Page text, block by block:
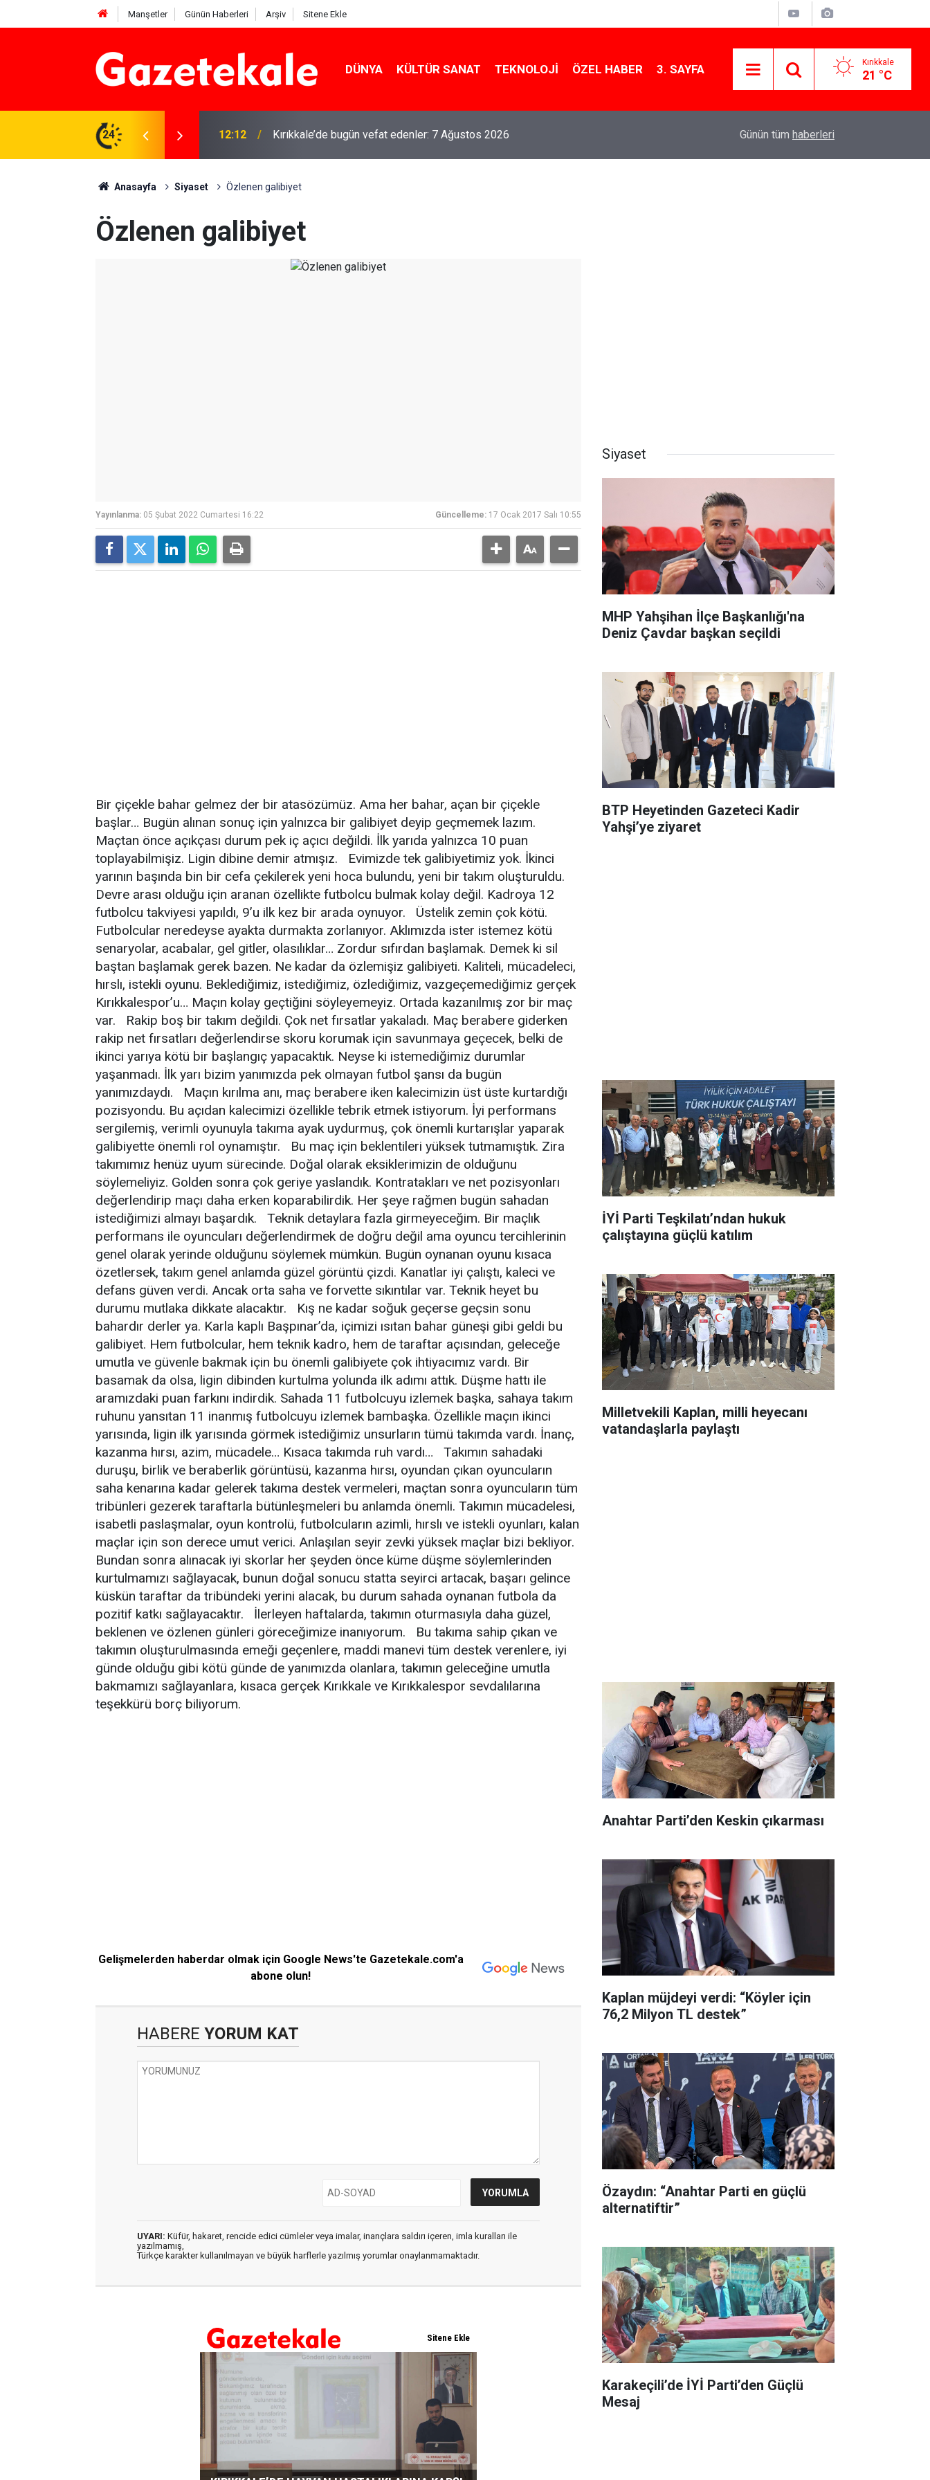
Manşetler Günün Haberleri Arşiv Sitene Ekle
DÜNYA KÜLTÜR SANAT TEKNOLOJI ÖZEL HABER 3. SAYFA Kırıkkale
21 °C
24
karşı denetimler artırıldı 12:12 Kırıkkale’de bugün vefat edenler: 7 Ağustos 2026 MKE’nin Yerli Savunma Teknolojileri Dünya
Günün tüm haberleri
Anasayfa Siyaset Özlenen galibiyet
Özlenen galibiyet
Yayınlanma: 05 Şubat 2022 Cumartesi 16:22 Güncelleme: 17 Ocak 2017 Salı 10:55
Bir çiçekle bahar gelmez der bir atasözümüz. Ama her bahar, açan bir çiçekle
başlar… Bugün alınan sonuç için yalnızca bir galibiyet deyip geçmemek lazım.
Maçtan önce açıkçası durum pek iç açıcı değildi. İlk yarıda yalnızca 10 puan
toplayabilmişiz. Ligin dibine demir atmışız. Evimizde tek galibiyetimiz yok. İkinci
yarının başında bin bir cefa çekilerek yeni hoca bulundu, yeni bir takım oluşturuldu.
Devre arası olduğu için aranan özellikte futbolcu bulmak kolay değil. Kadroya 12
futbolcu takviyesi yapıldı, 9’u ilk kez bir arada oynuyor. Üstelik zemin çok kötü.
Futbolcular neredeyse ayakta durmakta zorlanıyor. Aklımızda ister istemez kötü
senaryolar, acabalar, gel gitler, olasılıklar… Zordur sıfırdan başlamak. Demek ki sil
baştan başlamak gerek bazen. Ne kadar da özlemişiz galibiyeti. Kaliteli, mücadeleci,
hırslı, istekli oyunu. Beklediğimiz, istediğimiz, özlediğimiz, vazgeçemediğimiz gerçek
Kırıkkalespor’u… Maçın kolay geçtiğini söyleyemeyiz. Ortada kazanılmış zor bir maç
var. Rakip boş bir takım değildi. Çok net fırsatlar yakaladı. Maç berabere giderken
rakip net fırsatları değerlendirse skoru korumak için savunmaya geçecek, belki de
ikinci yarıya kötü bir başlangıç yapacaktık. Neyse ki istemediğimiz durumlar
yaşanmadı. İlk yarı bizim yanımızda pek olmayan futbol şansı da bugün
yanımızdaydı. Maçın kırılma anı, maç berabere iken kalecimizin üst üste kurtardığı
pozisyondu. Bu açıdan kalecimizi özellikle tebrik etmek istiyorum. İyi performans
sergilemiş, verimli oyunuyla takıma ayak uydurmuş, çok önemli kurtarışlar yaparak
galibiyette önemli rol oynamıştır. Bu maç için beklentileri yüksek tutmamıştık. Zira
takımımız henüz uyum sürecinde. Doğal olarak eksiklerimizin de olduğunu
söylemeliyiz. Golden sonra çok geriye yaslandık. Kontratakları ve net pozisyonları
değerlendirip maçı daha erken koparabilirdik. Her şeye rağmen bugün sahadan
istediğimizi almayı başardık. Teknik detaylara fazla girmeyeceğim. Bir maçlık
performans ile oyuncuları değerlendirmek de doğru değil ama oyuncu tercihlerinin
genel olarak yerinde olduğunu söylemek mümkün. Bugün oynanan oyunu kısaca
özetlersek, takım genel anlamda güzel görüntü çizdi. Kanatlar iyi çalıştı, kaleci ve
defans güven verdi. Ancak orta saha ve forvette sıkıntılar var. Teknik heyet bu
durumu mutlaka dikkate alacaktır. Kış ne kadar soğuk geçerse geçsin sonu
bahardır derler ya. Karla kaplı Başpınar’da, içimizi ısıtan bahar güneşi gibi geldi bu
galibiyet. Hem futbolcular, hem teknik kadro, hem de taraftar açısından, geleceğe
umutla ve güvenle bakmak için bu önemli galibiyete çok ihtiyacımız vardı. Bir
basamak da olsa, ligin dibinden kurtulma yolunda ilk adımı attık. Düşme hattı ile
aramızdaki puan farkını indirdik. Sahada 11 futbolcuyu izlemek başka, sahaya takım
ruhunu yansıtan 11 inanmış futbolcuyu izlemek bambaşka. Özellikle maçın ikinci
yarısında, ligin ilk yarısında görmek istediğimiz unsurların tümü takımda vardı. İnanç,
kazanma hırsı, azim, mücadele… Kısaca takımda ruh vardı… Takımın sahadaki
duruşu, birlik ve beraberlik görüntüsü, kazanma hırsı, oyundan çıkan oyuncuların
saha kenarına kadar gelerek takıma destek vermeleri, maçtan sonra oyuncuların tüm
tribünleri gezerek taraftarla bütünleşmeleri bu anlamda önemli. Takımın mücadelesi,
isabetli paslaşmalar, oyun kontrolü, futbolcuların azimli, hırslı ve istekli oyunları, kalan
maçlar için son derece umut verici. Anlaşılan seyir zevki yüksek maçlar bizi bekliyor.
Bundan sonra alınacak iyi skorlar her şeyden önce küme düşme söylemlerinden
kurtulmamızı sağlayacak, bunun doğal sonucu statta seyirci artacak, başarı gelince
küskün taraftar da tribündeki yerini alacak, bu durum sahada oynanan futbola da
pozitif katkı sağlayacaktır. İlerleyen haftalarda, takımın oturmasıyla daha güzel,
beklenen ve özlenen günleri göreceğimize inanıyorum. Bu takıma sahip çıkan ve
takımın oluşturulmasında emeği geçenlere, maddi manevi tüm destek verenlere, iyi
günde olduğu gibi kötü günde de yanımızda olanlara, takımın geleceğine umutla
bakmamızı sağlayanlara, kısaca gerçek Kırıkkale ve Kırıkkalespor sevdalılarına
teşekkürü borç biliyorum.
Gelişmelerden haberdar olmak için Google News'te Gazetekale.com'a
abone olun!
HABERE YORUM KAT
UYARI: Küfür, hakaret, rencide edici cümleler veya imalar, inançlara saldırı içeren, imla kuralları ile
yazılmamış,
Türkçe karakter kullanılmayan ve büyük harflerle yazılmış yorumlar onaylanmamaktadır.
Siyaset
MHP Yahşihan İlçe Başkanlığı'na
Deniz Çavdar başkan seçildi
BTP Heyetinden Gazeteci Kadir
Yahşi’ye ziyaret
İYİ Parti Teşkilatı’ndan hukuk
çalıştayına güçlü katılım
Milletvekili Kaplan, milli heyecanı
vatandaşlarla paylaştı
Anahtar Parti’den Keskin çıkarması
Kaplan müjdeyi verdi: “Köyler için
76,2 Milyon TL destek”
Özaydın: “Anahtar Parti en güçlü
alternatiftir”
Karakeçili’de İYİ Parti’den Güçlü
Mesaj